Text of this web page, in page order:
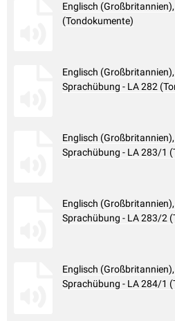
Englisch
(Tondokumente)
Englisch
Sprachübung - LA 282
Englisch
Sprachübung - LA 283/1
Englisch
Sprachübung - LA 283/2
Englisch
Sprachübung - LA 284/1